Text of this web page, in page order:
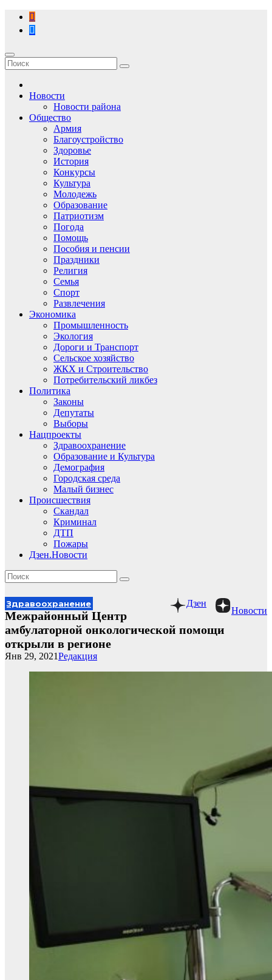
Перейти
содержимому
Новости
Новости района
Общество
Армия
Благоустройство
Здоровье
История
Конкурсы
Культура
Молодежь
Образование
Патриотизм
Погода
Помощь
Пособия и пенсии
Праздники
Религия
Семья
Спорт
Развлечения
Экономика
Промышленность
Экология
Дороги и Транспорт
Сельское хозяйство
ЖКХ и Строительство
Потребительский ликбез
Политика
Законы
Депутаты
Выборы
Нацпроекты
Здравоохранение
Образование и Культура
Демография
Городская среда
Малый бизнес
Происшествия
Скандал
Криминал
ДТП
Пожары
Дзен.Новости
Новости
Дзен
Здравоохранение
Межрайонный Центр
амбулаторной онкологической помощи
открыли в регионе
Редакция
Янв 29, 2021